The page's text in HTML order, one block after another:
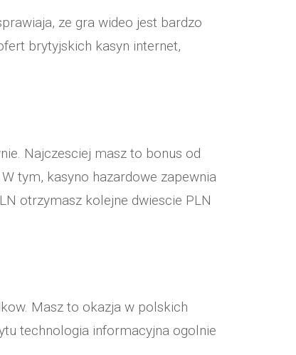
ze gra wideo jest bardzo
brytyjskich kasyn internet,
Najczesciej masz to bonus od
tym, kasyno hazardowe zapewnia
otrzymasz kolejne dwiescie PLN
Masz to okazja w polskich
technologia informacyjna ogolnie